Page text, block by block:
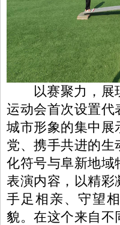
以赛聚力，展
运动会首次设置代
城市形象的集中展
党、携手共进的生
化符号与阜新地域
表演内容，以精彩
手足相亲、守望
貌。在这个来自不